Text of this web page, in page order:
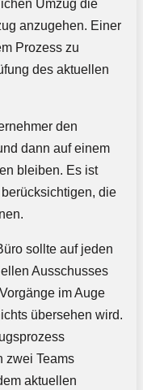
Umzug die
anzugehen. Einer
Prozess zu
des aktuellen
den
dann auf einem
bleiben. Es ist
die
sollte auf jeden
Ausschusses
im Auge
übersehen wird.
zwei Teams
aktuellen